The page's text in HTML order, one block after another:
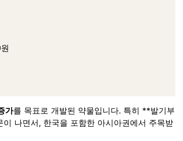
가를 목표로 개발된 약물입니다. 특히 **발기부
이 나면서, 한국을 포함한 아시아권에서 주목받